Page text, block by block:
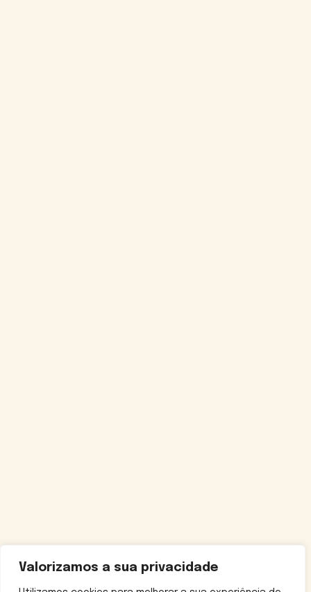
Valorizamos a sua privacidade